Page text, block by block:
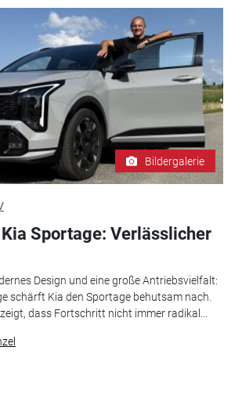
Bildergalerie
Sportage: Verlässlicher
Design und eine große Antriebsvielfalt:
schärft Kia den Sportage behutsam nach.
dass Fortschritt nicht immer radikal...